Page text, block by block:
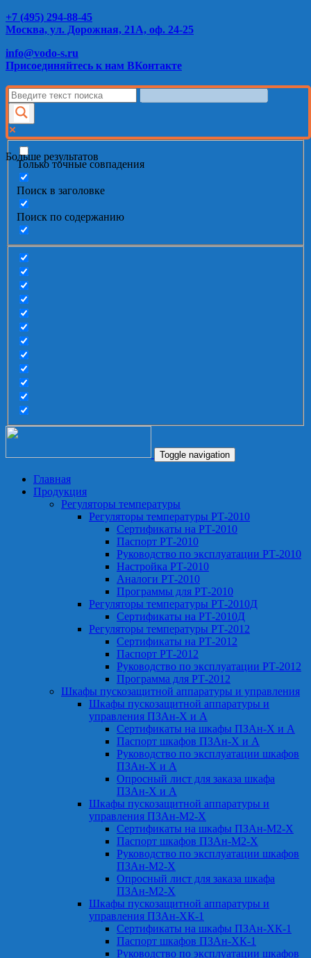
+7 (495) 294-88-45
Москва, ул. Дорожная, 21А, оф. 24-25
info@vodo-s.ru
Присоединяйтесь к нам ВКонтакте
Больше результатов
Только точные совпадения
Поиск в заголовке
Поиск по содержанию
Toggle navigation
Главная
Продукция
Регуляторы температуры
Регуляторы температуры РТ-2010
Сертификаты на РТ-2010
Паспорт РТ-2010
Руководство по эксплуатации РТ-2010
Настройка РТ-2010
Аналоги РТ-2010
Программы для РТ-2010
Регуляторы температуры РТ-2010Д
Сертификаты на РТ-2010Д
Регуляторы температуры РТ-2012
Сертификаты на РТ-2012
Паспорт РТ-2012
Руководство по эксплуатации РТ-2012
Программа для РТ-2012
Шкафы пускозащитной аппаратуры и управления
Шкафы пускозащитной аппаратуры и
управления ПЗАн-Х и А
Сертификаты на шкафы ПЗАн-Х и А
Паспорт шкафов ПЗАн-Х и А
Руководство по эксплуатации шкафов
ПЗАн-Х и А
Опросный лист для заказа шкафа
ПЗАн-Х и А
Шкафы пускозащитной аппаратуры и
управления ПЗАн-М2-Х
Сертификаты на шкафы ПЗАн-М2-Х
Паспорт шкафов ПЗАн-М2-Х
Руководство по эксплуатации шкафов
ПЗАн-М2-Х
Опросный лист для заказа шкафа
ПЗАн-М2-Х
Шкафы пускозащитной аппаратуры и
управления ПЗАн-ХК-1
Сертификаты на шкафы ПЗАн-ХК-1
Паспорт шкафов ПЗАн-ХК-1
Руководство по эксплуатации шкафов